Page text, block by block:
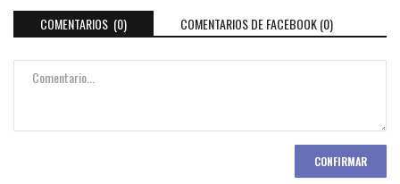
COMENTARIOS (0) COMENTARIOS DE FACEBOOK (0)
CONFIRMAR